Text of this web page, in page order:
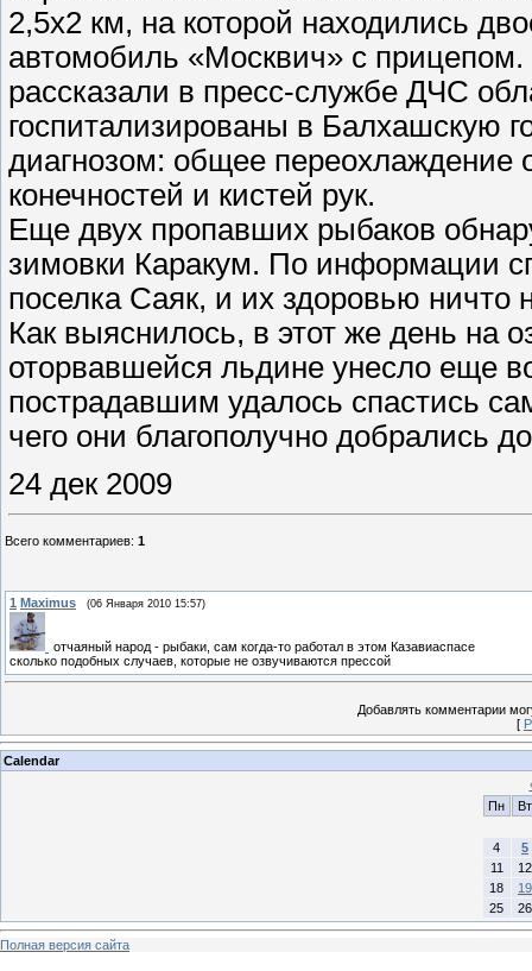
2,5х2 км, на которой находились
автомобиль «Москвич» с
рассказали в пресс-службе ДЧС
госпитализированы в Балхашскую
диагнозом: общее переохлаждение
конечностей и кистей рук.
Еще двух пропавших рыбаков
зимовки Каракум. По информации
поселка Саяк, и их здоровью ничто
Как выяснилось, в этот же день на
оторвавшейся льдине унесло еще
пострадавшим удалось спастись
чего они благополучно добрались
24 дек 2009
Всего комментариев: 1
1 Maximus (06 Января 2010 15:57)
отчаяный народ - рыбаки, сам когда-то работал в этом Казавиаспасе
сколько подобных случаев, которые не озвучиваются прессой
Добавлять комментарии
[
Calendar
Пн
Вт
4
5
11
12
18
19
25
26
Полная версия сайта